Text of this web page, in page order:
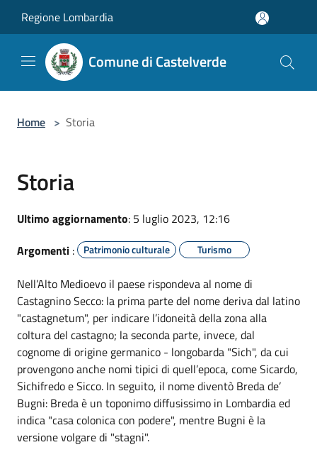
Regione Lombardia
Comune di Castelverde
Home > Storia
Storia
Ultimo aggiornamento: 5 luglio 2023, 12:16
Argomenti : Patrimonio culturale Turismo
Nell’Alto Medioevo il paese rispondeva al nome di
Castagnino Secco: la prima parte del nome deriva dal latino
"castagnetum", per indicare l’idoneità della zona alla
coltura del castagno; la seconda parte, invece, dal
cognome di origine germanico - longobarda "Sich", da cui
provengono anche nomi tipici di quell’epoca, come Sicardo,
Sichifredo e Sicco. In seguito, il nome diventò Breda de’
Bugni: Breda è un toponimo diffusissimo in Lombardia ed
indica "casa colonica con podere", mentre Bugni è la
versione volgare di "stagni".